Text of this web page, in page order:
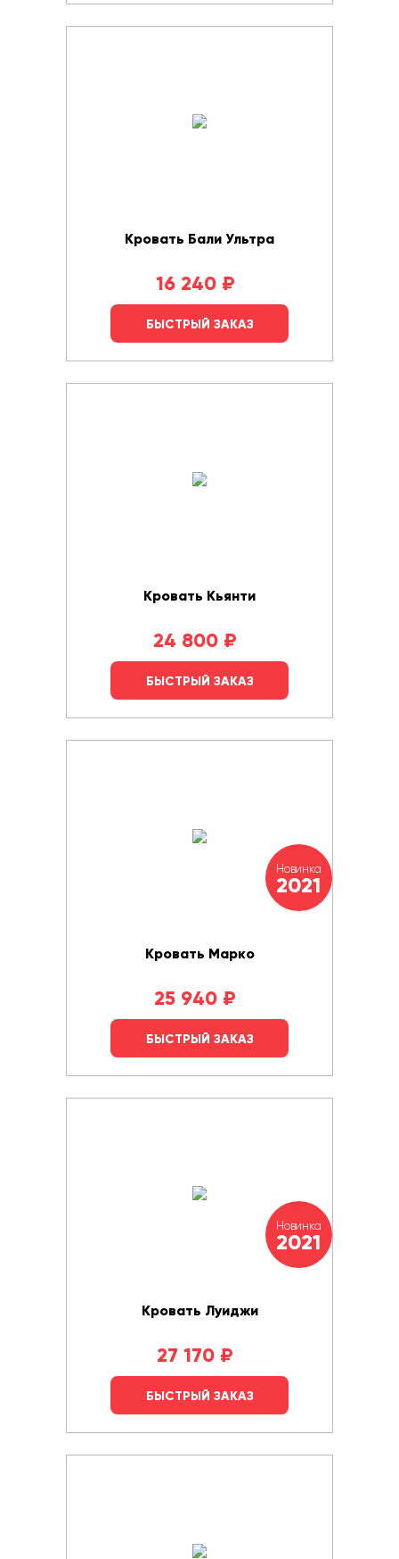
Кровать Бали Ультра
16 240 ₽
БЫСТРЫЙ ЗАКАЗ
Кровать Кьянти
24 800 ₽
БЫСТРЫЙ ЗАКАЗ
Новинка
2021
Кровать Марко
25 940 ₽
БЫСТРЫЙ ЗАКАЗ
Новинка
2021
Кровать Луиджи
27 170 ₽
БЫСТРЫЙ ЗАКАЗ